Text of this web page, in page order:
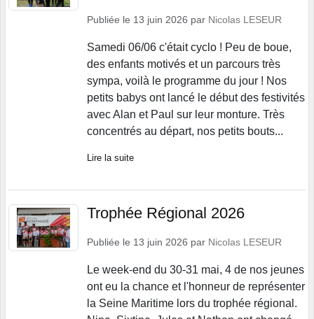
Publiée le 13 juin 2026 par Nicolas LESEUR
Samedi 06/06 c'était cyclo ! Peu de boue,
des enfants motivés et un parcours très
sympa, voilà le programme du jour ! Nos
petits babys ont lancé le début des festivités
avec Alan et Paul sur leur monture. Très
concentrés au départ, nos petits bouts...
Lire la suite
Trophée Régional 2026
Publiée le 13 juin 2026 par Nicolas LESEUR
Le week-end du 30-31 mai, 4 de nos jeunes
ont eu la chance et l'honneur de représenter
la Seine Maritime lors du trophée régional.